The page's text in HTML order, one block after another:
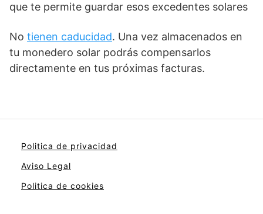
que te permite guardar esos excedentes solares
No tienen caducidad. Una vez almacenados en
tu monedero solar podrás compensarlos
directamente en tus próximas facturas.
Politica de privacidad
Aviso Legal
Politica de cookies